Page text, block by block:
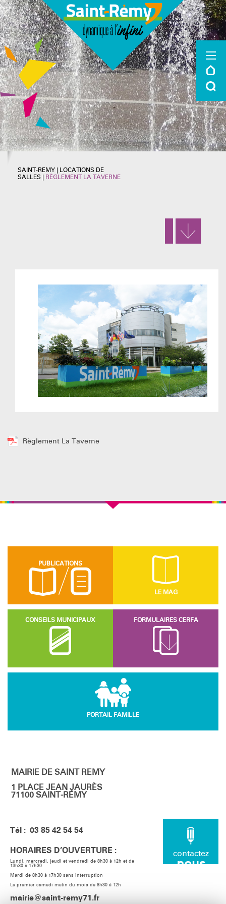
SAINT-REMY
LOCATIONS DE
SALLES
RÈGLEMENT LA TAVERNE
Règlement La Taverne
PUBLICATIONS
LE MAG
CONSEILS MUNICIPAUX FORMULAIRES CERFA
PORTAIL FAMILLE
MAIRIE DE SAINT REMY
1 PLACE JEAN JAURÈS
71100 SAINT-RÉMY
Tél : 03 85 42 54 54
HORAIRES D’OUVERTURE :
Lundi, mercredi, jeudi et vendredi de 8h30 à 12h et de
13h30 à 17h30
Mardi de 8h30 à 17h30 sans interruption
Le premier samedi matin du mois de 8h30 à 12h
mairie@saint-remy71.fr
contactez
nous